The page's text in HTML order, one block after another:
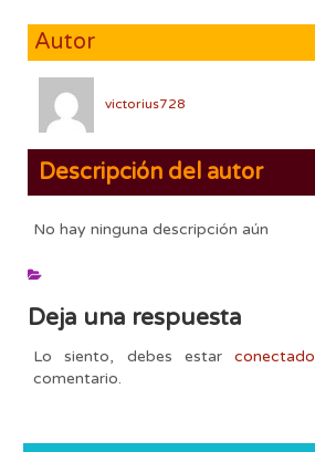
Autor
victorius728
Descripción del autor
No hay ninguna descripción aún
Deja una respuesta
Lo siento, debes estarconectado
comentario.